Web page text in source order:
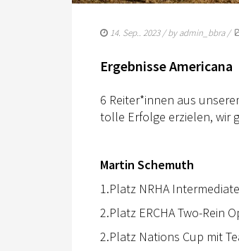
14. Sep.. 2023/ byadmin_bbra/
Ergebnisse Americana
6 Reiter*innen aus
tolle Erfolge erzielen, wir
Martin Schemuth
1.Platz NRHA
2.Platz ERCHA Two-Rein
2.Platz Nations Cup mit